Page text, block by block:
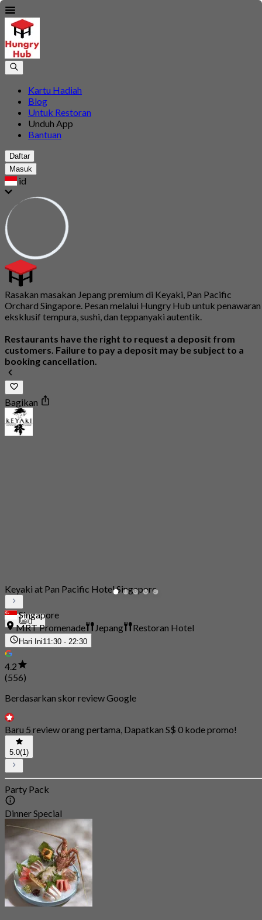
Kartu Hadiah
Blog
Untuk Restoran
Unduh App
Bantuan
Daftar
Masuk
id
Rasakan masakan Jepang premium di Keyaki, Pan Pacific
Orchard Singapore. Pesan melalui Hungry Hub untuk penawaran
eksklusif tempura, sushi, dan teppanyaki autentik.
Restaurants have the right to request a deposit from
customers. Failure to pay a deposit may be subject to a
booking cancellation.
Bagikan
0
Keyaki at Pan Pacific Hotel Singapore
Singapore
MRT Promenade
Jepang Restoran Hotel
Hari Ini11:30 - 22:30
4.2
(556)
Berdasarkan skor review Google
Baru 5 review orang pertama, Dapatkan S$ 0 kode promo!
5.0(1)
Party Pack
Dinner Special